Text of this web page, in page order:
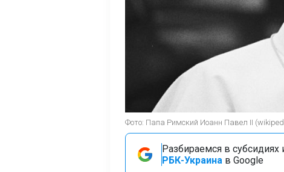
Фото: Папа Римский Иоанн Павел II
Разбираемся в субсидиях
РБК-Украина в Google